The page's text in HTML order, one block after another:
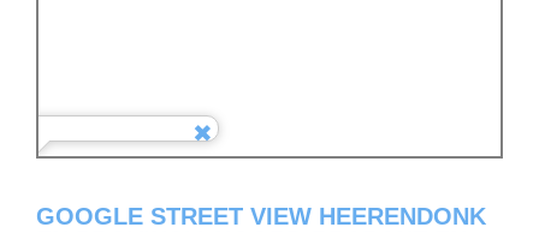
GOOGLE STREET VIEW HEERENDONK